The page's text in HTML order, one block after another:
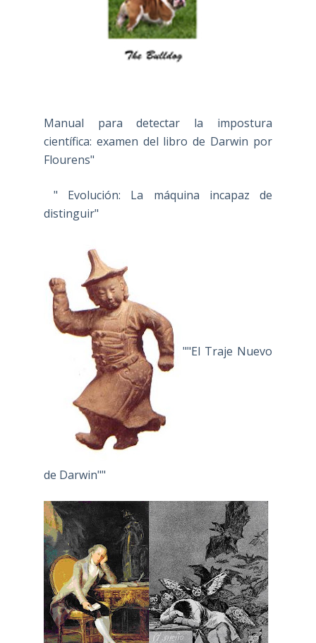
Manual para detectar la impostura
científica: examen del libro de Darwin por
Flourens"
" Evolución: La máquina incapaz de
distinguir"
""El Traje Nuevo
de Darwin""